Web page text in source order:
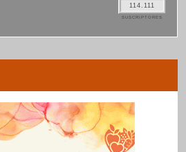
114.111
SUSCRIPTORES